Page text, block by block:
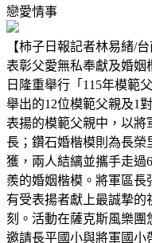
戀愛情事
【柿子日報記者林易緒/
表彰父愛無私奉獻及婚姻
日隆重舉行「115年模範
舉出的12位模範父親及1
表揚的模範父親中，以將
長；鑽石婚楷模則為長榮
獲，兩人結縭並攜手走過
羨的婚姻楷模。將軍區長
有受表揚者獻上最誠摯
刻。活動在薩克斯風樂團
邀請長平國小與將軍國小